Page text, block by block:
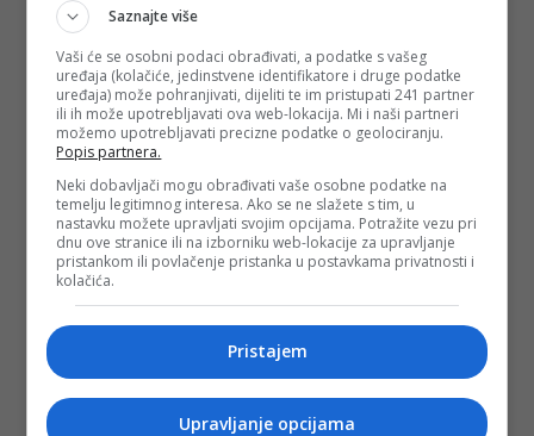
upozorenje o mogućnosti budućih epizoda i sposobnosti
američke vlade da ih otkrije ili da odgovori. Činjenica da su
američki vladini službenici izvijestili o nevoljama ne samo na
Kubi i u Kini već i u Rusiji i drugim zemljama, postavlja
pitanja koliko bi incidenti mogli biti široko rasprostranjeni,
ukazuje njujorški list.
(FENA/md)
PODIJELI NA
Depo.bapratite putem društvenih mreža
Saznajte više
Vaši će se osobni podaci obrađivati, a podatke s vašeg
uređaja (kolačiće, jedinstvene identifikatore i druge podatke
uređaja) može pohranjivati, dijeliti te im pristupati 241 partner
ili ih može upotrebljavati ova web-lokacija. Mi i naši partneri
možemo upotrebljavati precizne podatke o geolociranju.
Popis partnera.
Neki dobavljači mogu obrađivati vaše osobne podatke na
temelju legitimnog interesa. Ako se ne slažete s tim, u
nastavku možete upravljati svojim opcijama. Potražite vezu pri
dnu ove stranice ili na izborniku web-lokacije za upravljanje
pristankom ili povlačenje pristanka u postavkama privatnosti i
kolačića.
Pristajem
Upravljanje opcijama